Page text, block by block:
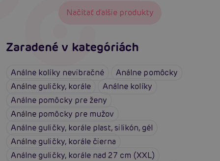
Načítať ďalšie produkty
Zaradené v kategóriách
Análne kolíky nevibračné
Análne pomôcky
Análne guličky, korále
Análne kolíky
Análne pomôcky pre ženy
Análne pomôcky pre mužov
Análne guličky, korále plast, silikón, gél
Análne guličky, korále čierna
Análne guličky, korále nad 27 cm (XXL)